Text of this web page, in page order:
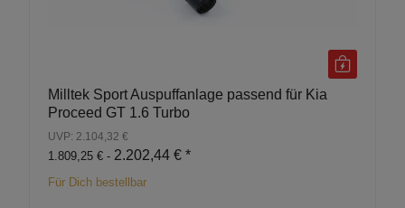
Milltek Sport Auspuffanlage passend für Kia
Proceed GT 1.6 Turbo
UVP: 2.104,32 €
1.809,25 € - 2.202,44 € *
Für Dich bestellbar